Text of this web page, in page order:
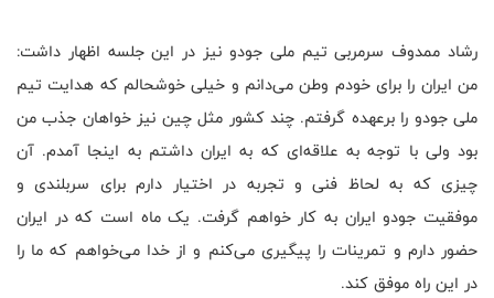
رشاد ممدوف سرمربی تیم ملی جودو نیز در این جلسه اظهار داشت:
من ایران را برای خودم وطن می‌دانم و خیلی خوشحالم که هدایت تیم
ملی جودو را برعهده گرفتم. چند کشور مثل چین نیز خواهان جذب من
بود ولی با توجه به علاقه‌ای که به ایران داشتم به اینجا آمدم. آن
چیزی که به لحاظ فنی و تجربه در اختیار دارم برای سربلندی و
موفقیت جودو ایران به کار خواهم گرفت. یک ماه است که در ایران
حضور دارم و تمرینات را پیگیری می‌کنم و از خدا می‌خواهم که ما را
در این راه موفق کند.